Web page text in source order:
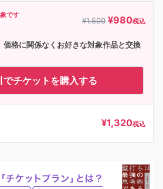
です
¥1,500 ¥980税込
価格に関係なくお好きな対象作品と交換
でチケットを購入する
¥1,320税込